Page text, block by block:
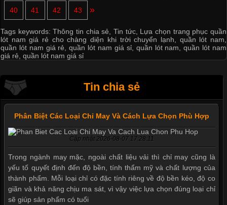
40 41 42 43 »
Tags keywords:Thông tin chia sẻ ,Tin tức, Lựa chọn trang phục quần
lót nam giá rẻ cho chàng diện khi trời chuyển lạnh
quần lót nam
quần lót nam giá rẻ ,quần lót nam giá sỉ, quần lót nam ,quần lót nam
giá rẻ quần lót nam giá sỉ
Tin chia sẻ
Phân Biệt Các Loại Chỉ May Và Cách Lựa Chọn Phù Hợp
Cập nhật 2026-08-07 17:28:11
Trong ngành may mặc, ngoài chất liệu vải thì chỉ may cũng là
yếu tố quyết định đến độ bền, tính thẩm mỹ và chất lượng của
thành phẩm. Mỗi loại chỉ có đặc tính riêng về độ bền kéo, độ co
giãn và khả năng chịu ma sát, vì vậy việc lựa chọn đúng loại chỉ
sẽ giúp sản phẩm có tuổi
Mẫu quần short quần lót nam nữ hè thu 2017